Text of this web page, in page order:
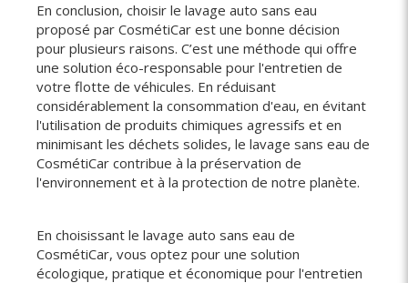
En conclusion, choisir le lavage auto sans eau
proposé par CosmétiCar est une bonne décision
pour plusieurs raisons. C’est une méthode qui offre
une solution éco-responsable pour l'entretien de
votre flotte de véhicules. En réduisant
considérablement la consommation d'eau, en évitant
l'utilisation de produits chimiques agressifs et en
minimisant les déchets solides, le lavage sans eau de
CosmétiCar contribue à la préservation de
l'environnement et à la protection de notre planète.
En choisissant le lavage auto sans eau de
CosmétiCar, vous optez pour une solution
écologique, pratique et économique pour l'entretien